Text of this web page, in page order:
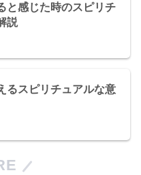
と感じた時のスピリチ
説
るスピリチュアルな意